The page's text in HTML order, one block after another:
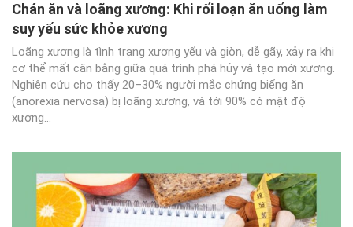
Chán ăn và loãng xương: Khi rối loạn ăn uống làm
suy yếu sức khỏe xương
Loãng xương là tình trạng xương yếu và giòn, dễ gãy, xảy ra khi
cơ thể mất cân bằng giữa quá trình phá hủy và tạo mới xương.
Nghiên cứu cho thấy 20–30% người mắc chứng biếng ăn
(anorexia nervosa) bị loãng xương, và tới 90% có mật độ
xương...